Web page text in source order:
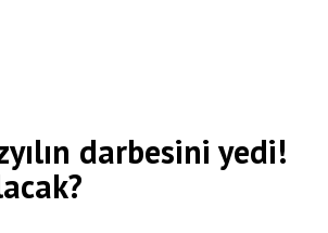
darbesini yedi!